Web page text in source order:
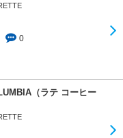
0
（ラテ コーヒー